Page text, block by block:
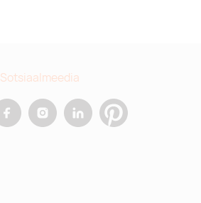
Sotsiaalmeedia